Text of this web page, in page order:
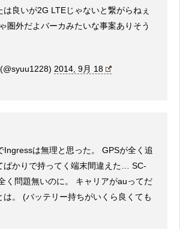
は良いが2G LTEじゃないと繋がらねぇ
圏外だよバーカみたいな事案ありそう
2014, 9月 18
Ingressは無理と思った。 GPSが全く追
ばかりで持ってく端末間違えた… SC-
く問題無いのに。 キャリアがauってだ
は。 (バッテリー持ちがいくら良くても